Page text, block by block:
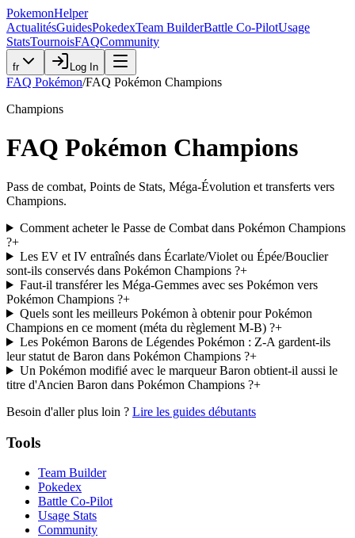
PokemonHelper
ActualitésGuidesPokedexTeam BuilderBattle Co-PilotUsage
StatsTournoisFAQCommunity
fr Log In
FAQ Pokémon/FAQ Pokémon Champions
Champions
FAQ Pokémon Champions
Pass de combat, Points de Stats, Méga-Évolution et transferts vers
Champions.
Comment acheter le Passe de Combat dans Pokémon Champions
?+
Les EV et IV entraînés dans Écarlate/Violet ou Épée/Bouclier
sont-ils conservés dans Pokémon Champions ?+
Faut-il transférer les Méga-Gemmes avec ses Pokémon vers
Pokémon Champions ?+
Quels sont les meilleurs Pokémon à obtenir pour Pokémon
Champions en ce moment (méta du règlement M-B) ?+
Les Pokémon Barons de Légendes Pokémon : Z-A gardent-ils
leur statut de Baron dans Pokémon Champions ?+
Un Pokémon modifié avec le marqueur Baron obtient-il aussi le
titre d'Ancien Baron dans Pokémon Champions ?+
Besoin d'aller plus loin ? Lire les guides débutants
Tools
Team Builder
Pokedex
Battle Co-Pilot
Usage Stats
Community